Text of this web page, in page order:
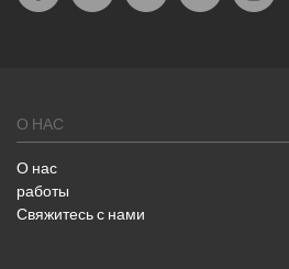
О НАС
О нас
работы
Свяжитесь с нами